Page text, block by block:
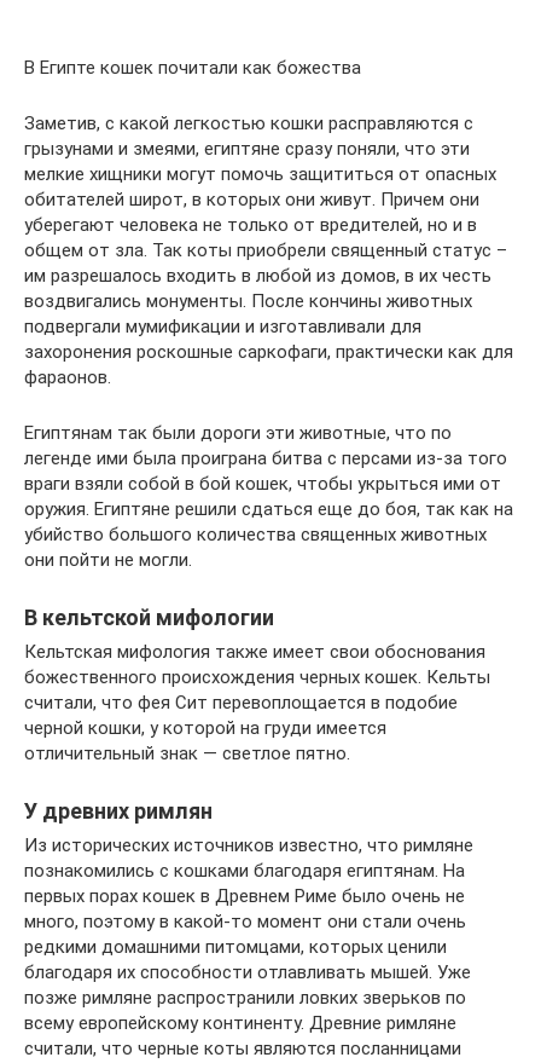
В Египте кошек почитали как божества
Заметив, с какой легкостью кошки расправляются с
грызунами и змеями, египтяне сразу поняли, что эти
мелкие хищники могут помочь защититься от опасных
обитателей широт, в которых они живут. Причем они
уберегают человека не только от вредителей, но и в
общем от зла. Так коты приобрели священный статус –
им разрешалось входить в любой из домов, в их честь
воздвигались монументы. После кончины животных
подвергали мумификации и изготавливали для
захоронения роскошные саркофаги, практически как для
фараонов.
Египтянам так были дороги эти животные, что по
легенде ими была проиграна битва с персами из-за того
враги взяли собой в бой кошек, чтобы укрыться ими от
оружия. Египтяне решили сдаться еще до боя, так как на
убийство большого количества священных животных
они пойти не могли.
В кельтской мифологии
Кельтская мифология также имеет свои обоснования
божественного происхождения черных кошек. Кельты
считали, что фея Сит перевоплощается в подобие
черной кошки, у которой на груди имеется
отличительный знак — светлое пятно.
У древних римлян
Из исторических источников известно, что римляне
познакомились с кошками благодаря египтянам. На
первых порах кошек в Древнем Риме было очень не
много, поэтому в какой-то момент они стали очень
редкими домашними питомцами, которых ценили
благодаря их способности отлавливать мышей. Уже
позже римляне распространили ловких зверьков по
всему европейскому континенту. Древние римляне
считали, что черные коты являются посланницами